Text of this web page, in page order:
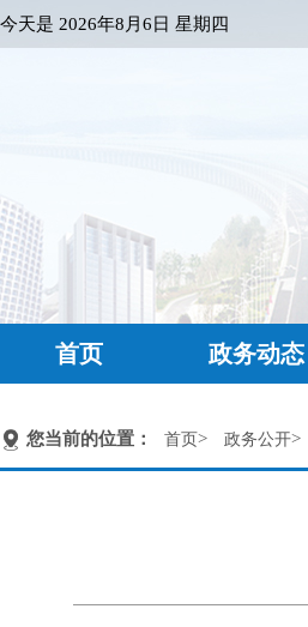
今天是 2026年8月6日 星期四
首页 政务动态
您当前的位置： 首页> 政务公开>